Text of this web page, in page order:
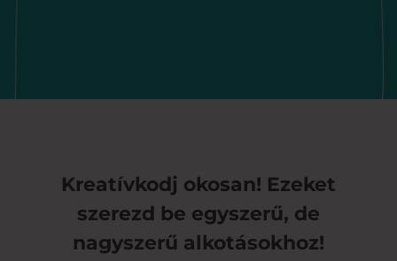
Kreatívkodj okosan! Ezeket
szerezd be egyszerű, de
nagyszerű alkotásokhoz!